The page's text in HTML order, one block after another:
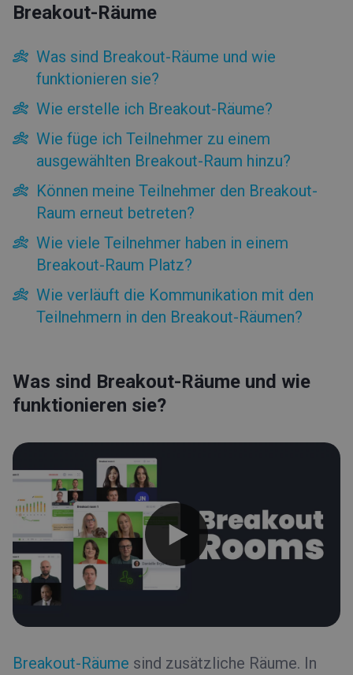
Menü auf der linken Seite
Was sind Breakout-Räume und wie funktionieren sie?
Wie erstelle ich Breakout-Räume?
Wie füge ich Teilnehmer zu einem ausgewählten
Breakout-Raum hinzu?
Können meine Teilnehmer den Breakout-Raum erneut
betreten?
Wie viele Teilnehmer haben in einem Breakout-Raum
Platz?
den Breakout-Räumen?
Menü auf der rechten Seite
Obere Leiste
Tipps und Tricks
Erste Schritte
Funktionen
Breakout-Räume
Was sind Breakout-Räume und wie
funktionieren sie?
Wie erstelle ich Breakout-Räume?
Wie füge ich Teilnehmer zu einem
ausgewählten Breakout-Raum hinzu?
Können meine Teilnehmer den Breakout-
Raum erneut betreten?
Wie viele Teilnehmer haben in einem
Breakout-Raum Platz?
Wie verläuft die Kommunikation mit den
Teilnehmern in den Breakout-Räumen?
Was sind Breakout-Räume und wie
funktionieren sie?
Breakout-Räume sind zusätzliche Räume. In